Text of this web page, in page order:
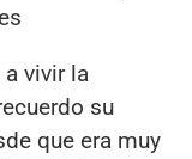
vivir la
su
que era muy